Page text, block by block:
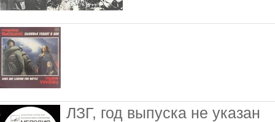
ЛЗГ, год выпуска не указан